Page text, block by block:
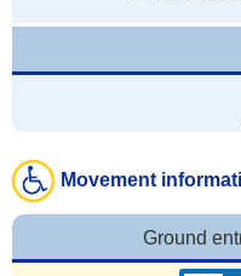
Movement
Ground